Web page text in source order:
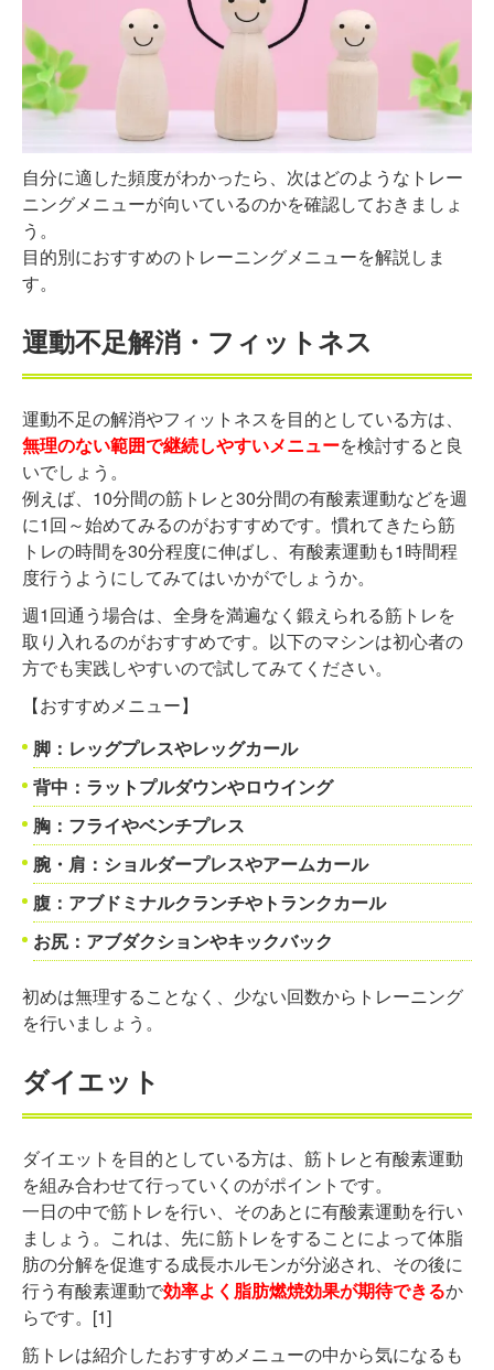
自分に適した頻度がわかったら、次はどのようなトレー
ニングメニューが向いているのかを確認しておきましょ
う。
目的別におすすめのトレーニングメニューを解説しま
す。
運動不足解消・フィットネス
運動不足の解消やフィットネスを目的としている方は、
無理のない範囲で継続しやすいメニューを検討すると良
いでしょう。
例えば、10分間の筋トレと30分間の有酸素運動などを週
に1回～始めてみるのがおすすめです。慣れてきたら筋
トレの時間を30分程度に伸ばし、有酸素運動も1時間程
度行うようにしてみてはいかがでしょうか。
週1回通う場合は、全身を満遍なく鍛えられる筋トレを
取り入れるのがおすすめです。以下のマシンは初心者の
方でも実践しやすいので試してみてください。
【おすすめメニュー】
脚：レッグプレスやレッグカール
背中：ラットプルダウンやロウイング
胸：フライやベンチプレス
腕・肩：ショルダープレスやアームカール
腹：アブドミナルクランチやトランクカール
お尻：アブダクションやキックバック
初めは無理することなく、少ない回数からトレーニング
を行いましょう。
ダイエット
ダイエットを目的としている方は、筋トレと有酸素運動
を組み合わせて行っていくのがポイントです。
一日の中で筋トレを行い、そのあとに有酸素運動を行い
ましょう。これは、先に筋トレをすることによって体脂
肪の分解を促進する成長ホルモンが分泌され、その後に
行う有酸素運動で効率よく脂肪燃焼効果が期待できるか
らです。[1]
筋トレは紹介したおすすめメニューの中から気になるも